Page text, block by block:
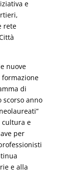
e
rete
nuove
formazione
di
scorso anno
cultura e
per
e alla